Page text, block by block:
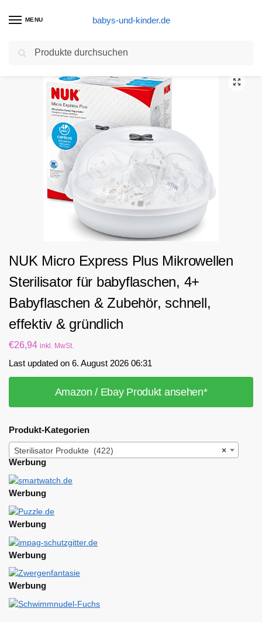
MENU babys-und-kinder.de
Start Sterilisator Produkte NUK Micro Express Plus Mikrowellen Sterilisator für babyflaschen, 4+ Babyflaschen & Zubehör, schnell, effektiv & gründlich
NUK Micro Express Plus Mikrowellen
Sterilisator für babyflaschen, 4+
Babyflaschen & Zubehör, schnell,
effektiv & gründlich
€26,94 inkl. MwSt.
Last updated on 6. August 2026 06:31
Amazon / Ebay Produkt ansehen*
Produkt-Kategorien
×
Sterilisator Produkte (422)
Werbung
Werbung
Werbung
Werbung
Werbung